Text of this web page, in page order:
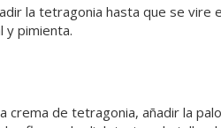
la tetragonia hasta que se vire el
y pimienta.
crema de tetragonia, añadir la